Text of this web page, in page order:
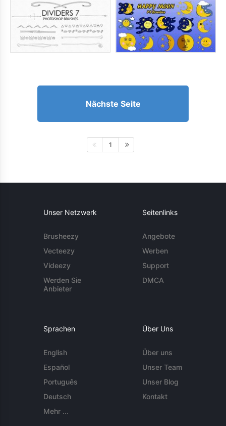
Nächste Seite
1
Unser Netzwerk
Brusheezy
Vecteezy
Videezy
Werden Sie
Anbieter
Seitenlinks
Angebote
Werben
Support
DMCA
Sprachen
English
Español
Português
Deutsch
Mehr ...
Über Uns
Über uns
Unser Team
Unser Blog
Kontakt